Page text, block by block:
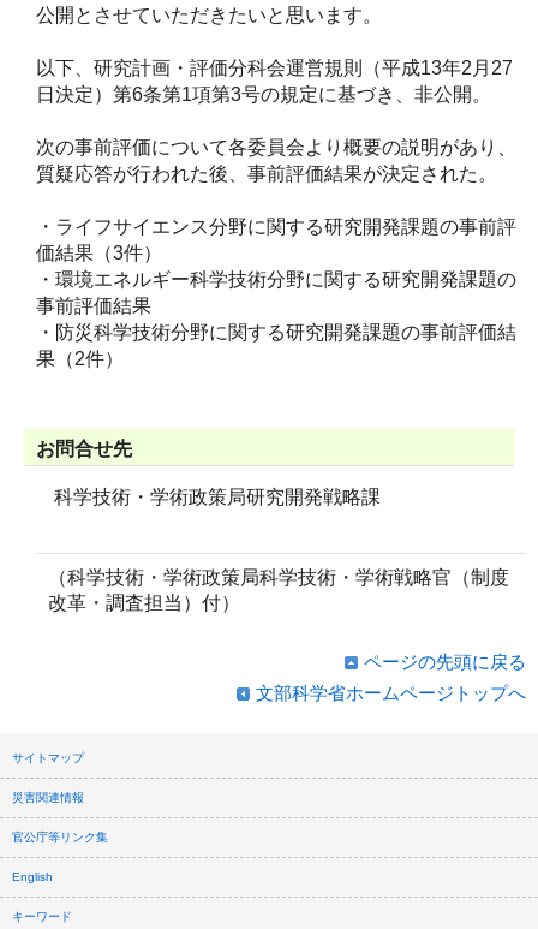
公開とさせていただきたいと思います。
以下、研究計画・評価分科会運営規則（平成13年2月27
日決定）第6条第1項第3号の規定に基づき、非公開。
次の事前評価について各委員会より概要の説明があり、
質疑応答が行われた後、事前評価結果が決定された。
・ライフサイエンス分野に関する研究開発課題の事前評
価結果（3件）
・環境エネルギー科学技術分野に関する研究開発課題の
事前評価結果
・防災科学技術分野に関する研究開発課題の事前評価結
果（2件）
お問合せ先
科学技術・学術政策局研究開発戦略課
（科学技術・学術政策局科学技術・学術戦略官（制度
改革・調査担当）付）
ページの先頭に戻る
文部科学省ホームページトップへ
サイトマップ
災害関連情報
官公庁等リンク集
English
キーワード